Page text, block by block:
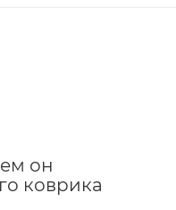
он
коврика